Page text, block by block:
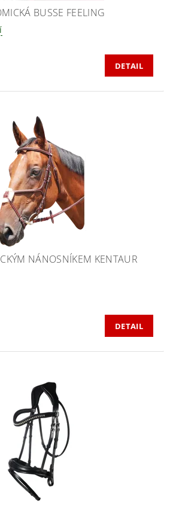
BUSSE FEELING
DETAIL
NÁNOSNÍKEM KENTAUR
DETAIL